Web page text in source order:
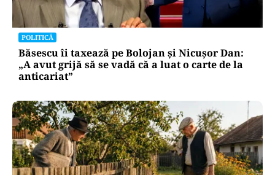
POLITICĂ
Băsescu îi taxează pe Bolojan și Nicușor Dan:
„A avut grijă să se vadă că a luat o carte de la
anticariat”